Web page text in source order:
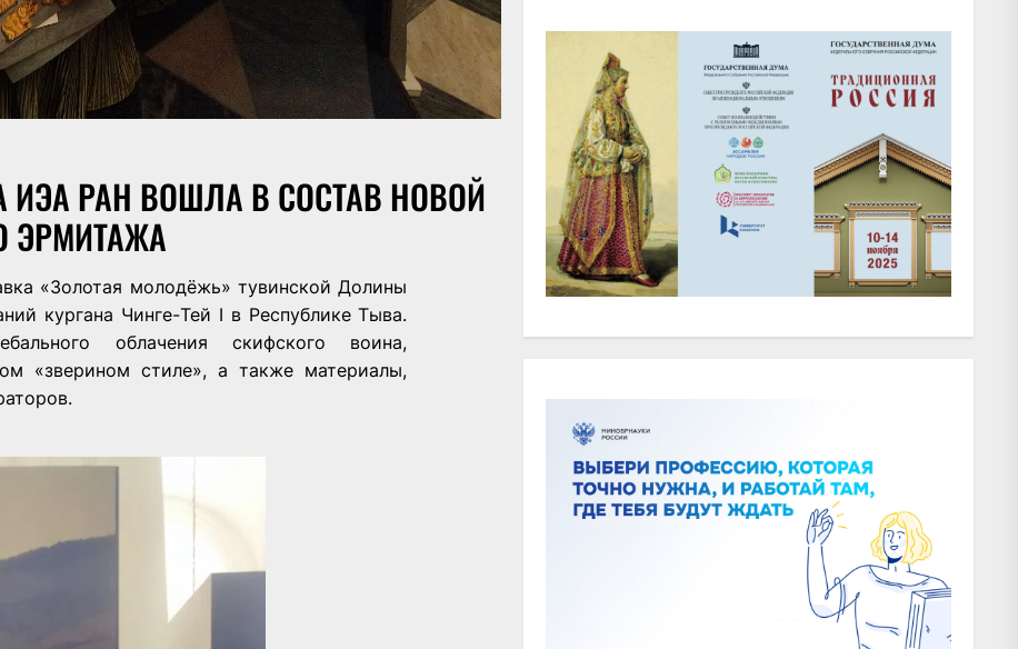
ИЭА РАН ВОШЛА В СОСТАВ НОВОЙ
ЭРМИТАЖА
«Золотая молодёжь» тувинской Долины
кургана Чинге-Тей I в Республике Тыва.
облачения скифского воина,
«зверином стиле», а также материалы,